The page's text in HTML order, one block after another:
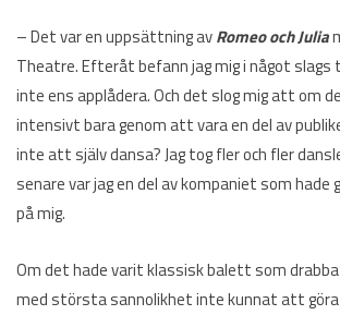
– Det var en uppsättning avRomeo och Julia
Theatre. Efteråt befann jag mig i något slags
inte ens applådera. Och det slog mig att om
intensivt bara genom att vara en del av
inte att själv dansa? Jag tog fler och fler
senare var jag en del av kompaniet som
på mig.
Om det hade varit klassisk balett som
med största sannolikhet inte kunnat att göra